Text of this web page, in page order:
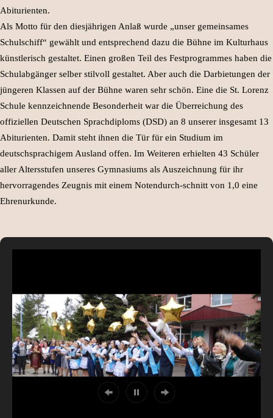
Abiturienten.
Als Motto für den diesjährigen Anlaß wurde „unser gemeinsames
Schulschiff“ gewählt und entsprechend dazu die Bühne im Kulturhaus
künstlerisch gestaltet. Einen großen Teil des Festprogrammes haben die
Schulabgänger selber stilvoll gestaltet. Aber auch die Darbietungen der
jüngeren Klassen auf der Bühne waren sehr schön. Eine die St. Lorenz
Schule kennzeichnende Besonderheit war die Überreichung des
offiziellen Deutschen Sprachdiploms (DSD) an 8 unserer insgesamt 13
Abiturienten. Damit steht ihnen die Tür für ein Studium im
deutschsprachigem Ausland offen. Im Weiteren erhielten 43 Schüler
aller Altersstufen unseres Gymnasiums als Auszeichnung für ihr
hervorragendes Zeugnis mit einem Notendurch-schnitt von 1,0 eine
Ehrenurkunde.